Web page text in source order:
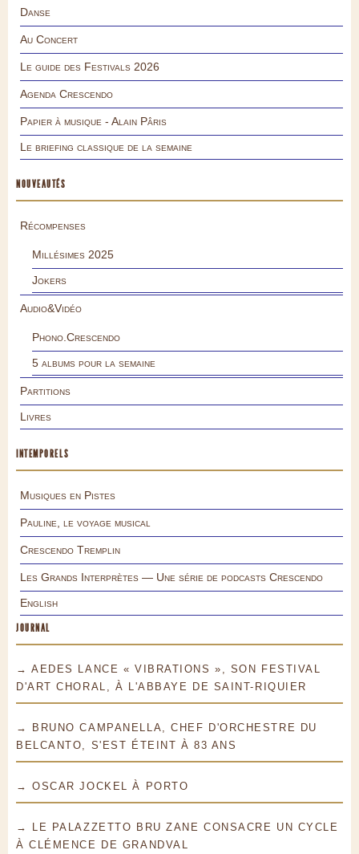
Danse
Au Concert
Le guide des Festivals 2026
Agenda Crescendo
Papier à musique - Alain Pâris
Le briefing classique de la semaine
NOUVEAUTÉS
Récompenses
Millésimes 2025
Jokers
Audio&Vidéo
Phono.Crescendo
5 albums pour la semaine
Partitions
Livres
INTEMPORELS
Musiques en Pistes
Pauline, le voyage musical
Crescendo Tremplin
Les Grands Interprètes — Une série de podcasts Crescendo
English
JOURNAL
→ AEDES LANCE « VIBRATIONS », SON FESTIVAL
D'ART CHORAL, À L'ABBAYE DE SAINT-RIQUIER
→ BRUNO CAMPANELLA, CHEF D'ORCHESTRE DU
BELCANTO, S'EST ÉTEINT À 83 ANS
→ OSCAR JOCKEL À PORTO
→ LE PALAZZETTO BRU ZANE CONSACRE UN CYCLE
À CLÉMENCE DE GRANDVAL